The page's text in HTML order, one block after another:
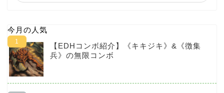
今月の人気
【EDHコンボ紹介】《キキジキ》&《徴集
兵》の無限コンボ